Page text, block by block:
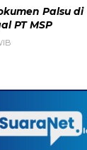
Palsu di
PT MSP